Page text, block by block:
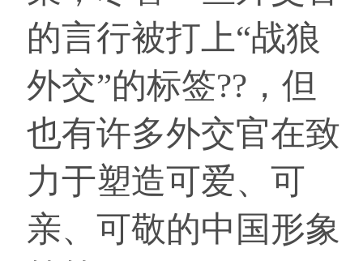
的言行被打上“战狼
外交”的标签??，但
也有许多外交官在致
力于塑造可爱、可
亲、可敬的中国形象